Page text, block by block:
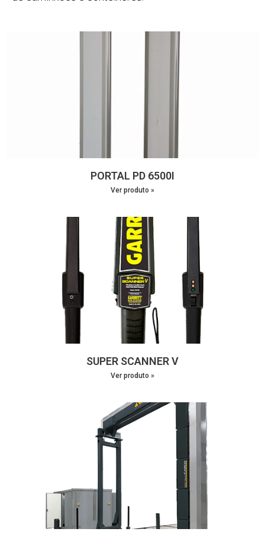
PORTAL PD 6500I
Ver produto »
SUPER SCANNER V
Ver produto »